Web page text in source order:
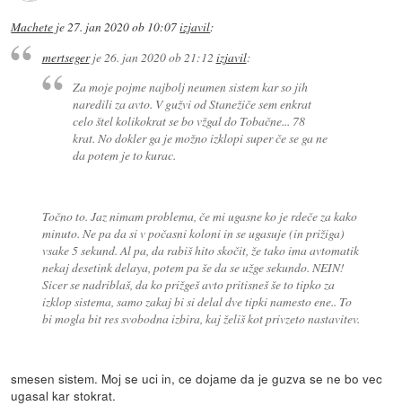
Machete je27. jan 2020 ob 10:07izjavil:
mertsegerje26. jan 2020 ob 21:12 izjavil:
Za moje pojme najbolj neumen sistem kar so jih
naredili za avto. V gužvi od Stanežiče sem enkrat
celo štel kolikokrat se bo vžgal do Tobačne... 78
krat. No dokler ga je možno izklopi super če se ga ne
da potem je to kurac.
Točno to. Jaz nimam problema, če mi ugasne ko je rdeče za kako
minuto. Ne pa da si v počasni koloni in se ugasuje (in prižiga)
vsake 5 sekund. Al pa, da rabiš hito skočit, že tako ima avtomatik
nekaj desetink delaya, potem pa še da se užge sekundo. NEIN!
Sicer se nadriblaš, da ko prižgeš avto pritisneš še to tipko za
izklop sistema, samo zakaj bi si delal dve tipki namesto ene.. To
bi mogla bit res svobodna izbira, kaj želiš kot privzeto nastavitev.
smesen sistem. Moj se uci in, ce dojame da je guzva se ne bo vec
ugasal kar stokrat.